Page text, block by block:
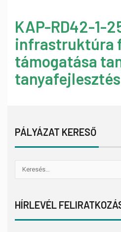
KAP-RD42-1-
infrastruktúra
támogatása
PÁLYÁZAT KERESŐ
HÍRLEVÉL